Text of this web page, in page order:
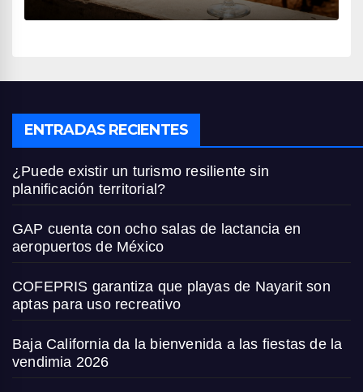
ENTRADAS RECIENTES
¿Puede existir un turismo resiliente sin
planificación territorial?
GAP cuenta con ocho salas de lactancia en
aeropuertos de México
COFEPRIS garantiza que playas de Nayarit son
aptas para uso recreativo
Baja California da la bienvenida a las fiestas de la
vendimia 2026